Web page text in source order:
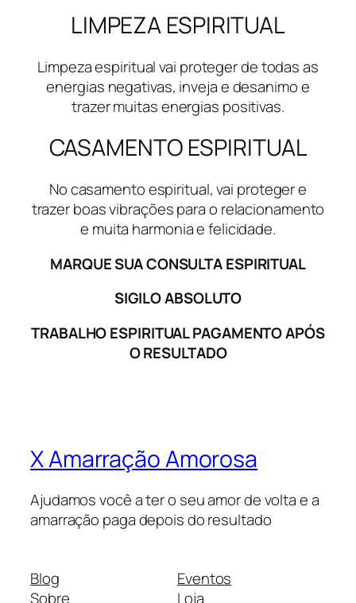
LIMPEZA ESPIRITUAL
Limpeza espiritual vai proteger de todas as
energias negativas, inveja e desanimo e
trazer muitas energias positivas.
CASAMENTO ESPIRITUAL
No casamento espiritual, vai proteger e
trazer boas vibrações para o relacionamento
e muita harmonia e felicidade.
MARQUE SUA CONSULTA ESPIRITUAL
SIGILO ABSOLUTO
TRABALHO ESPIRITUAL PAGAMENTO APÓS
O RESULTADO
X Amarração Amorosa
Ajudamos você a ter o seu amor de volta e a
amarração paga depois do resultado
Blog
Sobre
Eventos
Loja